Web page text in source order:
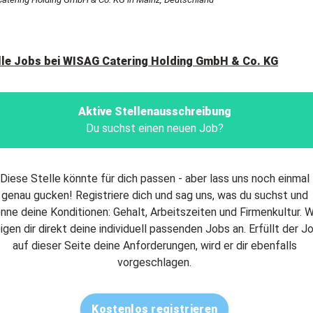
Jobs bei WISAG Catering Holding GmbH & Co. KG
Aktive Stellenausschreibung
Du suchst einen neuen Job?
Diese Stelle könnte für dich passen - aber lass uns noch einmal
genau gucken! Registriere dich und sag uns, was du suchst und
deine Konditionen: Gehalt, Arbeitszeiten und Firmenkultur.
dir direkt deine individuell passenden Jobs an. Erfüllt der
auf dieser Seite deine Anforderungen, wird er dir ebenfalls
vorgeschlagen.
Kostenlos registrieren